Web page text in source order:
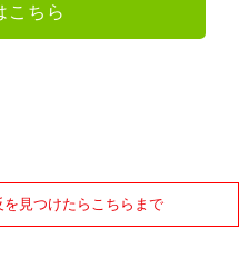
こちら
見つけたらこちらまで